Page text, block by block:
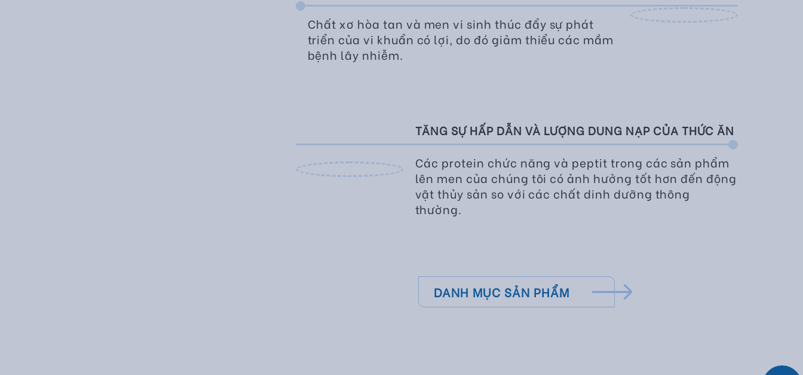
Chất xơ hòa tan và men vi sinh thúc đẩy sự phát
triển của vi khuẩn có lợi, do đó giảm thiểu các mầm
bệnh lây nhiễm.
TĂNG SỰ HẤP DẪN VÀ LƯỢNG DUNG NẠP CỦA THỨC ĂN
Các protein chức năng và peptit trong các sản phẩm
lên men của chúng tôi có ảnh hưởng tốt hơn đến động
vật thủy sản so với các chất dinh dưỡng thông
thường.
DANH MỤC SẢN PHẨM